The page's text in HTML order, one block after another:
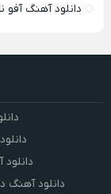
دانلود آهنگ آفو
دانلود